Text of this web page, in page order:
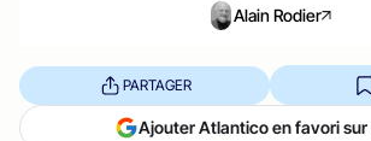
Alain Rodier
PARTAGER
Ajouter Atlantico en favori sur